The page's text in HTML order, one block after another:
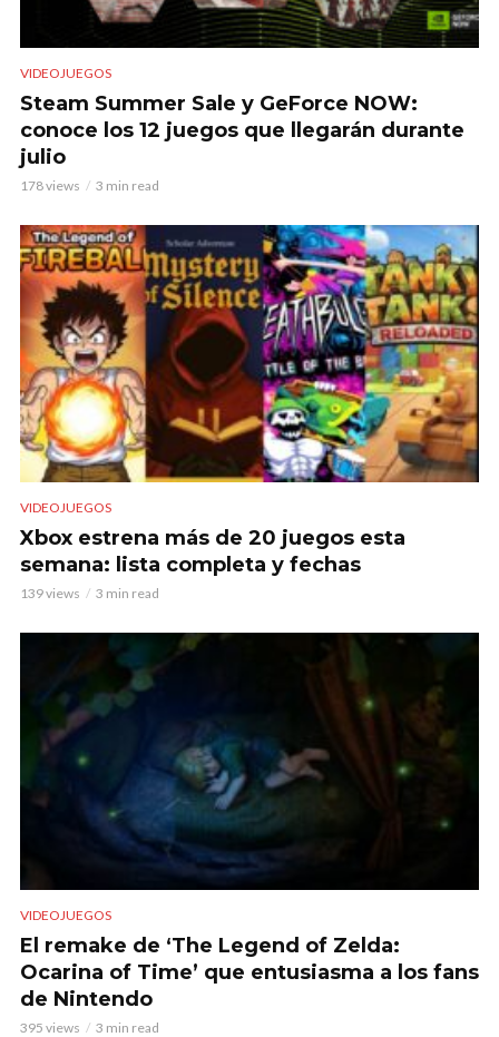
VIDEOJUEGOS
Steam Summer Sale y GeForce NOW:
conoce los 12 juegos que llegarán durante
julio
178 views 3 min read
VIDEOJUEGOS
Xbox estrena más de 20 juegos esta
semana: lista completa y fechas
139 views 3 min read
VIDEOJUEGOS
El remake de ‘The Legend of Zelda:
Ocarina of Time’ que entusiasma a los fans
de Nintendo
395 views 3 min read